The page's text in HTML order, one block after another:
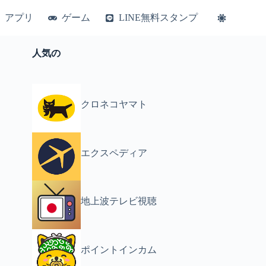
アプリ ゲーム LINE無料スタンプ
人気の
クロネコヤマト
エクスペディア
地上波テレビ視聴
ポイントインカム